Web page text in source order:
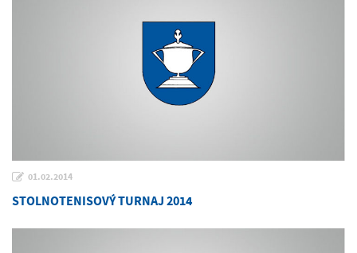
01.02.2014
STOLNOTENISOVÝ TURNAJ 2014